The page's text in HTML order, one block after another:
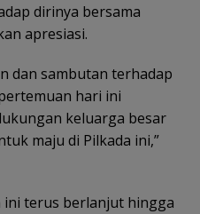
dirinya bersama
apresiasi.
dan sambutan terhadap
hari ini
keluarga besar
maju di Pilkada ini,”
ini terus berlanjut hingga